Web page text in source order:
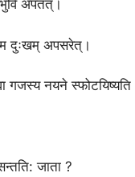
अपतत्।
दुःखम् अपसरेत्।
गजस्य नयने
जाता ?